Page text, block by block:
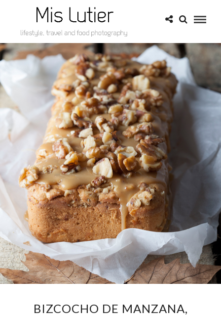
BIZCOCHO DE MANZANA,